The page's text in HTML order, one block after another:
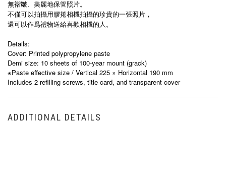
無褶皺、美麗地保管照片。
不僅可以拍攝用膠捲相機拍攝的珍貴的一張照片，
還可以作爲禮物送給喜歡相機的人。
Details:
Cover: Printed polypropylene paste
Demi size: 10 sheets of 100-year mount (grack)
※Paste effective size / Vertical 225 × Horizontal 190 mm
Includes 2 refilling screws, title card, and transparent cover
ADDITIONAL DETAILS